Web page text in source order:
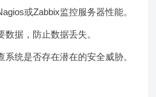
或Zabbix监控服务器性能。
数据，防止数据丢失。
系统是否存在潜在的安全威胁。